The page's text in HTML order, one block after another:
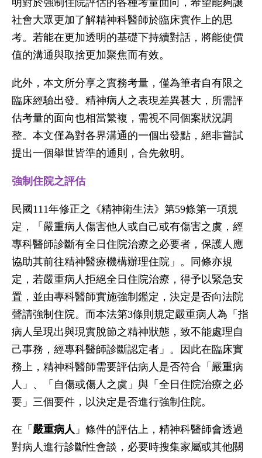
社會大眾更加了解精神科醫師於臨床實作上的思
考。若能在更加透明的基礎下持續對話，將能使價
值的溝通與取捨更加聚焦而有效。
此外，本文所分享之實務考量，僅為筆者自有限之
臨床經驗出發。精神病人之表現差異甚大，所需評
估考量的面向也相當繁複，需視不同個案狀況調
整。本文僅為對各界溝通的一個出發點，絕非嘗試
提出一個舉世皆準的通則，合先敘明。
強制住院之評估
民國111年修正之《精神衛生法》第59條第一項規
定，「嚴重病人傷害他人或自己或有傷害之虞，經
專科醫師診斷有全日住院治療之必要者，保護人應
協助其前往精神醫療機構辦理住院」。同條亦規
定，若嚴重病人拒絕全日住院治療，得予以緊急安
置，並由專科醫師實施強制鑑定，決定是否向法院
聲請強制住院。而本法第3條則規定嚴重病人為「指
病人呈現出與現實脫節之精神狀態，致不能處理自
己事務，經專科醫師診斷認定者」。因此在臨床實
務上，精神科醫師需要評估病人是否符合「嚴重病
人」、「自傷或傷人之虞」與「全日住院治療之必
要」三個要件，以決定是否進行強制住院。
在「 嚴重病人 」條件的評估上，精神科醫師會透過
對病人進行診斷性會談，必要時搜集家屬或其他關